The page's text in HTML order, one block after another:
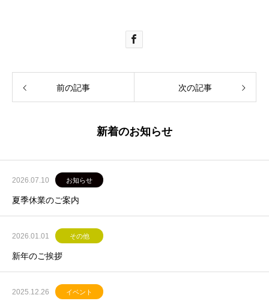
前の記事 次の記事
新着のお知らせ
2026.07.10 お知らせ
夏季休業のご案内
2026.01.01 その他
新年のご挨拶
2025.12.26 イベント